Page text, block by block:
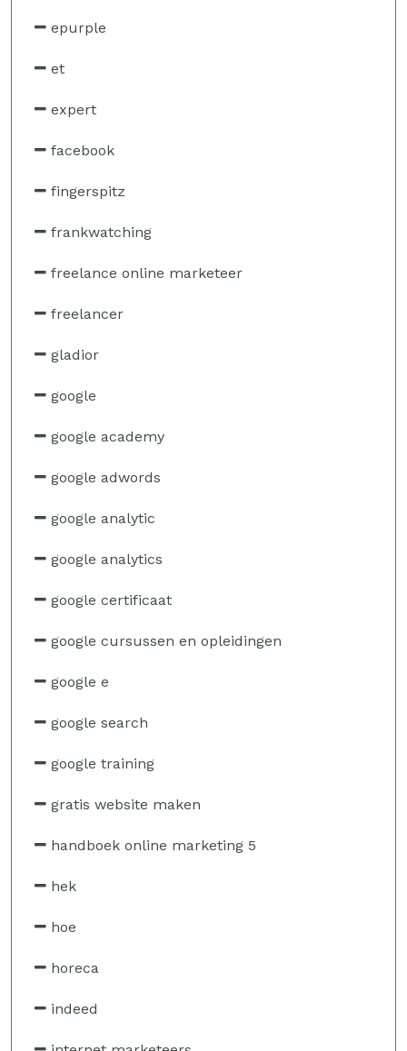
epurple
et
expert
facebook
fingerspitz
frankwatching
freelance online marketeer
freelancer
gladior
google
google academy
google adwords
google analytic
google analytics
google certificaat
google cursussen en opleidingen
google e
google search
google training
gratis website maken
handboek online marketing 5
hek
hoe
horeca
indeed